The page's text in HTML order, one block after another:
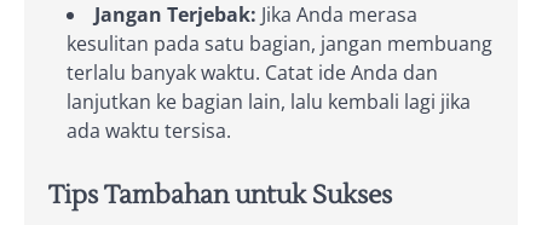
Jangan Terjebak: Jika Anda merasa
kesulitan pada satu bagian, jangan membuang
terlalu banyak waktu. Catat ide Anda dan
lanjutkan ke bagian lain, lalu kembali lagi jika
ada waktu tersisa.
Tips Tambahan untuk Sukses